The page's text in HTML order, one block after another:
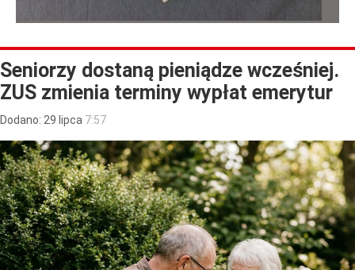
Seniorzy dostaną pieniądze wcześniej.
ZUS zmienia terminy wypłat emerytur
Dodano: 29 lipca 7:57